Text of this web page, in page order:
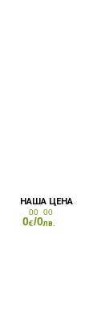
0
00
€/0
00
лв.